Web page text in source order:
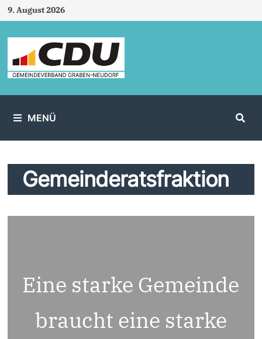
Zum
Inhalt
springen
9. August 2026
MENÜ
Gemeinderatsfraktion
Eine starke Gemeinde
braucht eine starke